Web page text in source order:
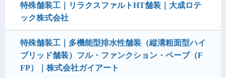
特殊舗装工｜リラクスファルトHT舗装｜大成ロテ
ック株式会社
特殊舗装工｜多機能型排水性舗装（縦溝粗面型ハイ
ブリッド舗装）フル・ファンクション・ペーブ（F
FP）｜株式会社ガイアート